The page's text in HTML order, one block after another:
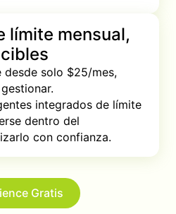
límite mensual,
desde solo $25/mes,
integrados de límite
dentro del
con confianza.
Gratis